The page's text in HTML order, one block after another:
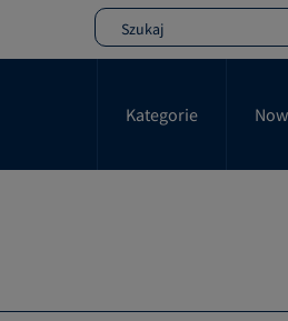
Kategorie